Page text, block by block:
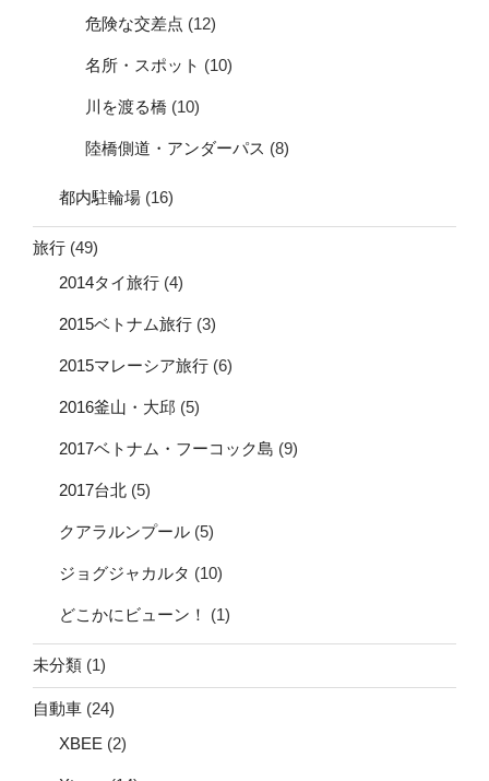
危険な交差点 (12)
名所・スポット (10)
川を渡る橋 (10)
陸橋側道・アンダーパス (8)
都内駐輪場 (16)
旅行 (49)
2014タイ旅行 (4)
2015ベトナム旅行 (3)
2015マレーシア旅行 (6)
2016釜山・大邱 (5)
2017ベトナム・フーコック島 (9)
2017台北 (5)
クアラルンプール (5)
ジョグジャカルタ (10)
どこかにビューン！ (1)
未分類 (1)
自動車 (24)
XBEE (2)